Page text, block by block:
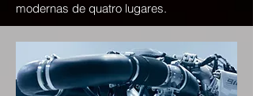
modernas de quatro lugares.